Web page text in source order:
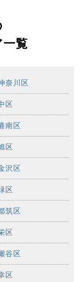
一覧
奈川区
区
南区
区
沢区
区
筑区
区
谷区
区